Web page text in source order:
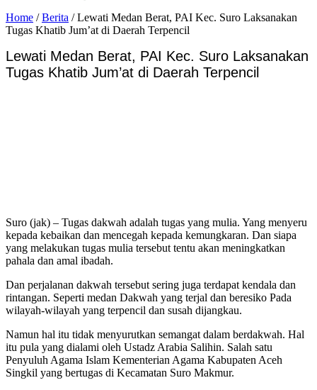
Home /Berita /Lewati Medan Berat, PAI Kec. Suro Laksanakan
Tugas Khatib Jum’at di Daerah Terpencil
Lewati Medan Berat, PAI Kec. Suro Laksanakan
Tugas Khatib Jum’at di Daerah Terpencil
Suro (jak) – Tugas dakwah adalah tugas yang mulia. Yang menyeru
kepada kebaikan dan mencegah kepada kemungkaran. Dan siapa
yang melakukan tugas mulia tersebut tentu akan meningkatkan
pahala dan amal ibadah.
Dan perjalanan dakwah tersebut sering juga terdapat kendala dan
rintangan. Seperti medan Dakwah yang terjal dan beresiko Pada
wilayah-wilayah yang terpencil dan susah dijangkau.
Namun hal itu tidak menyurutkan semangat dalam berdakwah. Hal
itu pula yang dialami oleh Ustadz Arabia Salihin. Salah satu
Penyuluh Agama Islam Kementerian Agama Kabupaten Aceh
Singkil yang bertugas di Kecamatan Suro Makmur.